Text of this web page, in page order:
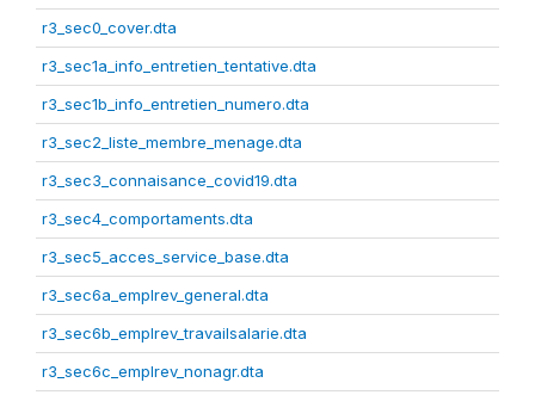
r3_sec0_cover.dta
r3_sec1a_info_entretien_tentative.dta
r3_sec1b_info_entretien_numero.dta
r3_sec2_liste_membre_menage.dta
r3_sec3_connaisance_covid19.dta
r3_sec4_comportaments.dta
r3_sec5_acces_service_base.dta
r3_sec6a_emplrev_general.dta
r3_sec6b_emplrev_travailsalarie.dta
r3_sec6c_emplrev_nonagr.dta